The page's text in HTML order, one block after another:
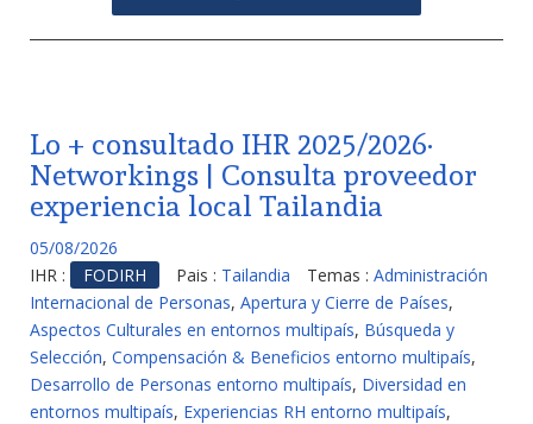
Lo + consultado IHR 2025/2026·
Networkings | Consulta proveedor
experiencia local Tailandia
05/08/2026
IHR :
FODIRH Pais : Tailandia Temas : Administración
Internacional de Personas, Apertura y Cierre de Países,
Aspectos Culturales en entornos multipaís, Búsqueda y
Selección, Compensación & Beneficios entorno multipaís,
Desarrollo de Personas entorno multipaís, Diversidad en
entornos multipaís, Experiencias RH entorno multipaís,